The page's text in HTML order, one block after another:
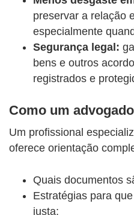
preservar a relação
especialmente
Segurança legal:
bens e outros
registrados e
Como um
Um profissional
oferece orientação
Quais documentos
Estratégias para
justa;